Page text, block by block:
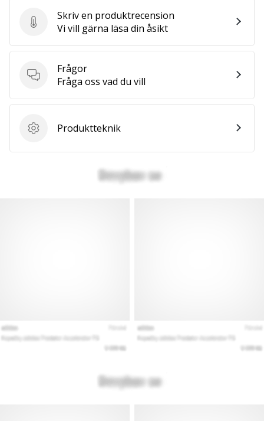
Skriv en produktrecension
Skriv en produktrecension
Vi vill gärna läsa din åsikt
Frågor
Frågor
Fråga oss vad du vill
Produktteknik
Produktteknik